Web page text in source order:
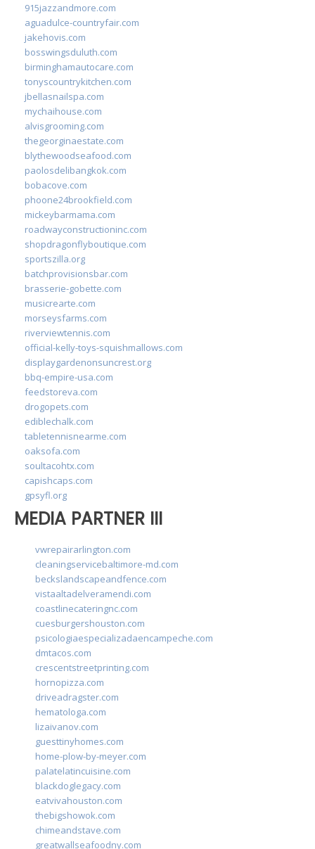
915jazzandmore.com
aguadulce-countryfair.com
jakehovis.com
bosswingsduluth.com
birminghamautocare.com
tonyscountrykitchen.com
jbellasnailspa.com
mychaihouse.com
alvisgrooming.com
thegeorginaestate.com
blythewoodseafood.com
paolosdelibangkok.com
bobacove.com
phoone24brookfield.com
mickeybarmama.com
roadwayconstructioninc.com
shopdragonflyboutique.com
sportszilla.org
batchprovisionsbar.com
brasserie-gobette.com
musicrearte.com
morseysfarms.com
riverviewtennis.com
official-kelly-toys-squishmallows.com
displaygardenonsuncrest.org
bbq-empire-usa.com
feedstoreva.com
drogopets.com
ediblechalk.com
tabletennisnearme.com
oaksofa.com
soultacohtx.com
capishcaps.com
gpsyfl.org
MEDIA PARTNER III
vwrepairarlington.com
cleaningservicebaltimore-md.com
beckslandscapeandfence.com
vistaaltadelveramendi.com
coastlinecateringnc.com
cuesburgershouston.com
psicologiaespecializadaencampeche.com
dmtacos.com
crescentstreetprinting.com
hornopizza.com
driveadragster.com
hematologa.com
lizaivanov.com
guesttinyhomes.com
home-plow-by-meyer.com
palatelatincuisine.com
blackdoglegacy.com
eatvivahouston.com
thebigshowok.com
chimeandstave.com
greatwallseafoodny.com